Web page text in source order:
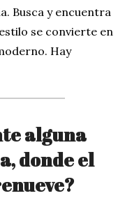
Busca y encuentra
se convierte en
Hay
alguna
donde el